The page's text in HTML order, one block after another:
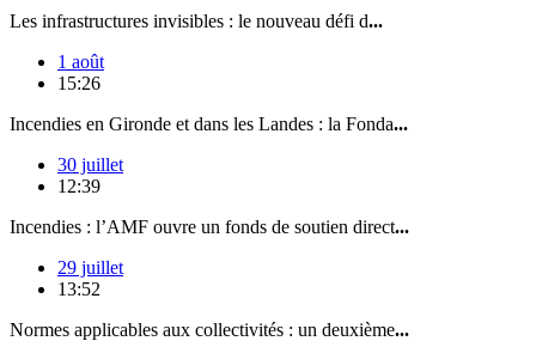
Les infrastructures invisibles : le nouveau défi d...
1 août
15:26
Incendies en Gironde et dans les Landes : la Fonda...
30 juillet
12:39
Incendies : l’AMF ouvre un fonds de soutien direct...
29 juillet
13:52
Normes applicables aux collectivités : un deuxième...